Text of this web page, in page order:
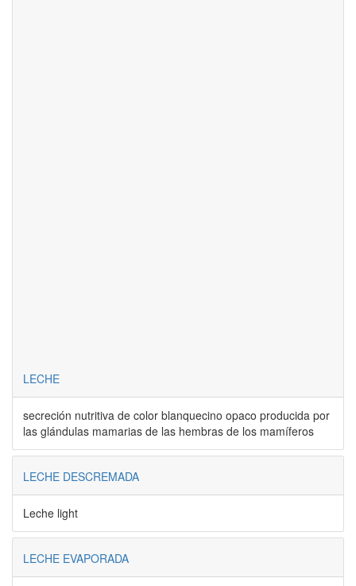
LECHE
secreción nutritiva de color blanquecino opaco producida por
las glándulas mamarias de las hembras de los mamíferos
LECHE DESCREMADA
Leche light
LECHE EVAPORADA